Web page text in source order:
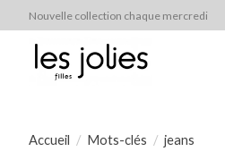
Nouvelle collection chaque mercredi
Accueil / Mots-clés / jeans